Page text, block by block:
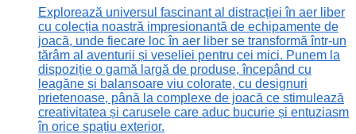
Explorează universul fascinant al distracției în aer liber
cu colecția noastră impresionantă de echipamente de
joacă, unde fiecare loc în aer liber se transformă într-un
tărâm al aventurii și veseliei pentru cei mici. Punem la
dispoziție o gamă largă de produse, începând cu
leagăne și balansoare viu colorate, cu designuri
prietenoase, până la complexe de joacă ce stimulează
creativitatea și carusele care aduc bucurie și entuziasm
în orice spațiu exterior.